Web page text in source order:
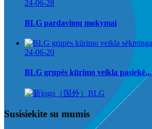
24-06-28
BLG pardavimų mokymai
24-06-20
BLG grupės kūrimo veikla pasiekė...
Susisiekite su mumis